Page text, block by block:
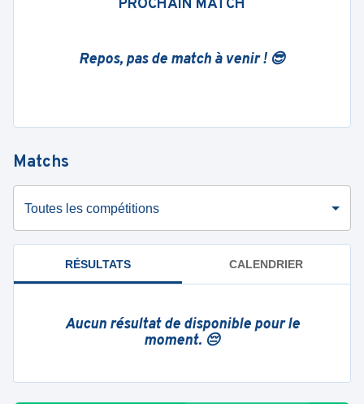
PROCHAIN MATCH
Repos, pas de match à venir ! 😎
Matchs
Toutes les compétitions
RÉSULTATS CALENDRIER
Aucun résultat de disponible pour le
moment. 😔